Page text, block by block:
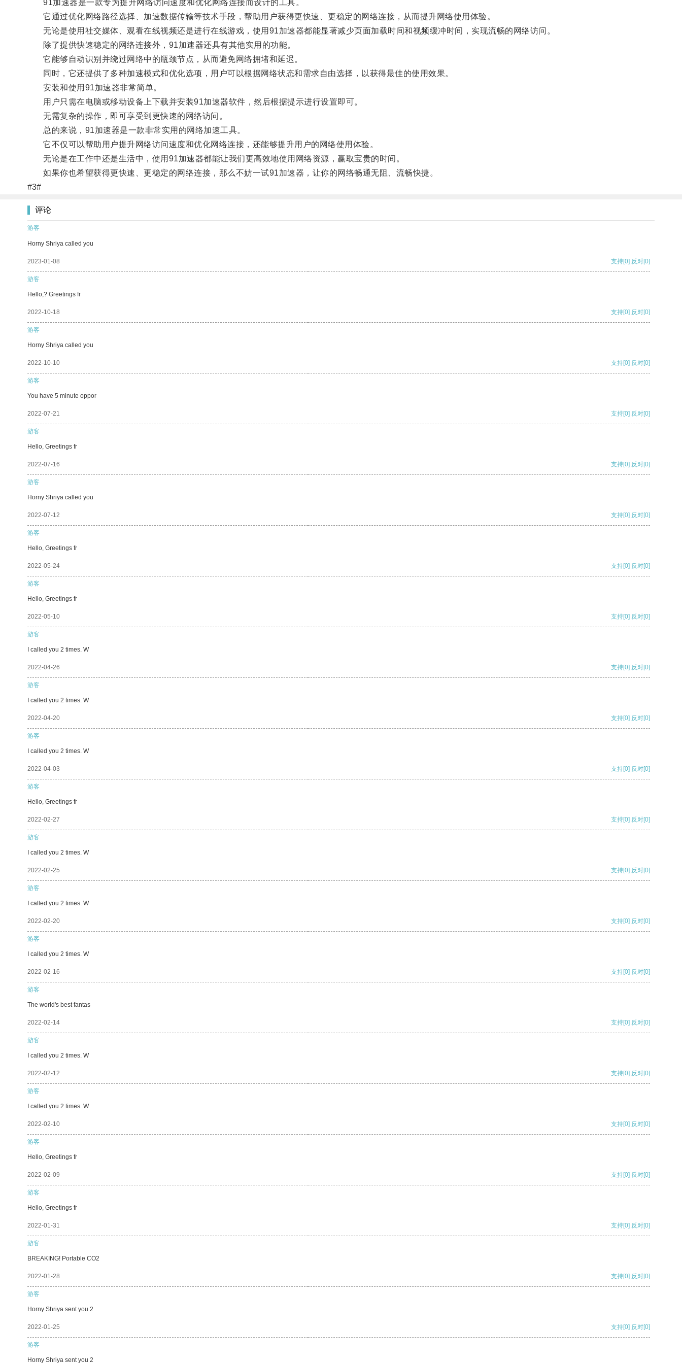
91加速器是一款专为提升网络访问速度和优化网络连接而设计的工具。
它通过优化网络路径选择、加速数据传输等技术手段，帮助用户获得更快速、更稳定的网络连接，从而提升网络使用体验。
无论是使用社交媒体、观看在线视频还是进行在线游戏，使用91加速器都能显著减少页面加载时间和视频缓冲时间，实现流畅的网络访问。
除了提供快速稳定的网络连接外，91加速器还具有其他实用的功能。
它能够自动识别并绕过网络中的瓶颈节点，从而避免网络拥堵和延迟。
同时，它还提供了多种加速模式和优化选项，用户可以根据网络状态和需求自由选择，以获得最佳的使用效果。
安装和使用91加速器非常简单。
用户只需在电脑或移动设备上下载并安装91加速器软件，然后根据提示进行设置即可。
无需复杂的操作，即可享受到更快速的网络访问。
总的来说，91加速器是一款非常实用的网络加速工具。
它不仅可以帮助用户提升网络访问速度和优化网络连接，还能够提升用户的网络使用体验。
无论是在工作中还是生活中，使用91加速器都能让我们更高效地使用网络资源，赢取宝贵的时间。
如果你也希望获得更快速、更稳定的网络连接，那么不妨一试91加速器，让你的网络畅通无阻、流畅快捷。
#3#
评论
游客
Horny Shriya called you
2023-01-08 支持[0] 反对[0]
游客
Hello,? Greetings fr
2022-10-18 支持[0] 反对[0]
游客
Horny Shriya called you
2022-10-10 支持[0] 反对[0]
游客
You have 5 minute oppor
2022-07-21 支持[0] 反对[0]
游客
Hello, Greetings fr
2022-07-16 支持[0] 反对[0]
游客
Horny Shriya called you
2022-07-12 支持[0] 反对[0]
游客
Hello, Greetings fr
2022-05-24 支持[0] 反对[0]
游客
Hello, Greetings fr
2022-05-10 支持[0] 反对[0]
游客
I called you 2 times. W
2022-04-26 支持[0] 反对[0]
游客
I called you 2 times. W
2022-04-20 支持[0] 反对[0]
游客
I called you 2 times. W
2022-04-03 支持[0] 反对[0]
游客
Hello, Greetings fr
2022-02-27 支持[0] 反对[0]
游客
I called you 2 times. W
2022-02-25 支持[0] 反对[0]
游客
I called you 2 times. W
2022-02-20 支持[0] 反对[0]
游客
I called you 2 times. W
2022-02-16 支持[0] 反对[0]
游客
The world's best fantas
2022-02-14 支持[0] 反对[0]
游客
I called you 2 times. W
2022-02-12 支持[0] 反对[0]
游客
I called you 2 times. W
2022-02-10 支持[0] 反对[0]
游客
Hello, Greetings fr
2022-02-09 支持[0] 反对[0]
游客
Hello, Greetings fr
2022-01-31 支持[0] 反对[0]
游客
BREAKING! Portable CO2
2022-01-28 支持[0] 反对[0]
游客
Horny Shriya sent you 2
2022-01-25 支持[0] 反对[0]
游客
Horny Shriya sent you 2